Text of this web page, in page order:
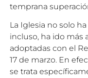
temprana
La Iglesia no solo
incluso, ha ido más
adoptadas con el
17 de marzo. En
se trata